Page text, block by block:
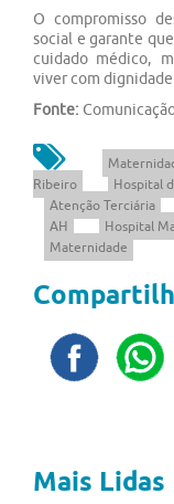
O compromisso
social e garante
cuidado médico,
viver com dignidade
Fonte:
Ribeiro
Hospital
Atenção Terciária
AH
Hospital
Maternidade
Mais Lidas